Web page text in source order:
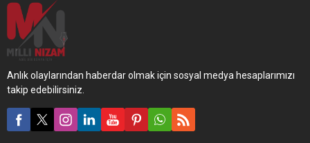
Anlık olaylarından haberdar olmak için sosyal medya hesaplarımızı
takip edebilirsiniz.